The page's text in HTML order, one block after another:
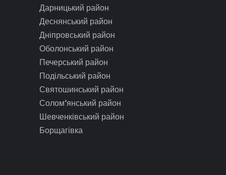
Дарницький район
Деснянський район
Дніпровський район
Оболонський район
Печерський район
Подільський район
Святошинський район
Солом’янський район
Шевченківський район
Борщагівка